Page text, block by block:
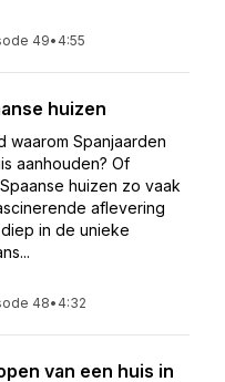
49• 4:55
huizen
waarom Spanjaarden
aanhouden? Of
huizen zo vaak
aflevering
in de unieke
48• 4:32
van een huis in